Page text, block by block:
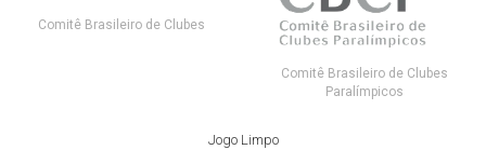
Comitê Brasileiro de Clubes
Comitê Brasileiro de Clubes
Paralímpicos
Jogo Limpo